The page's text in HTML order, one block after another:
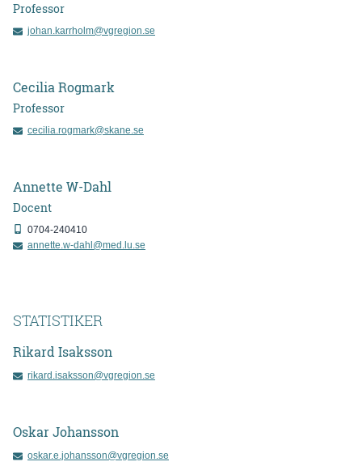
Professor
johan.karrholm@vgregion.se
Cecilia Rogmark
Professor
cecilia.rogmark@skane.se
Annette W-Dahl
Docent
0704-240410
annette.w-dahl@med.lu.se
STATISTIKER
Rikard Isaksson
rikard.isaksson@vgregion.se
OskarJohansson
oskar.e.johansson@vgregion.se